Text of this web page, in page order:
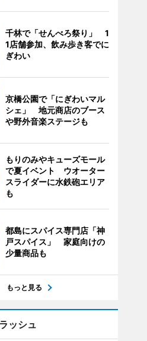
千林で「せんべろ祭り」 1
1店舗参加、飲み歩き客でに
ぎわい
京橋公園で「にぎわいマル
シェ」 地元商店のブース
や野外音楽ステージも
もりのみやキューズモール
で夏イベント ウオーター
スライダーに水鉄砲エリア
も
都島にスパイス専門店「神
戸スパイス」 家庭向けの
少量商品も
もっと見る
ッシュ